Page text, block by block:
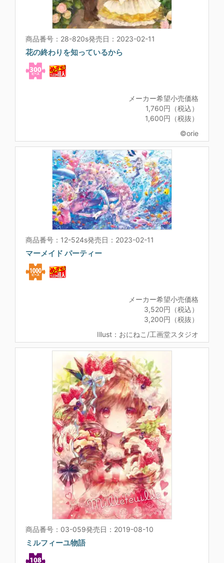
商品番号：28-820s発売日：2023-02-11
花の終わりを知っているから
メーカー希望小売価格
1,760円（税込）
1,600円（税抜）
©orie
商品番号：12-524s発売日：2023-02-11
マーメイド パーティー
メーカー希望小売価格
3,520円（税込）
3,200円（税抜）
Illust：おにねこ/工画堂スタジオ
商品番号：03-059発売日：2019-08-10
ミルフィーユ物語